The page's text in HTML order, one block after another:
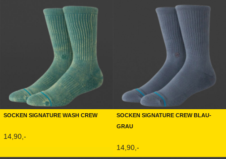
Socken Signature Wash Crew
14,90,-
Socken Signature Crew Blau-
Grau
14,90,-